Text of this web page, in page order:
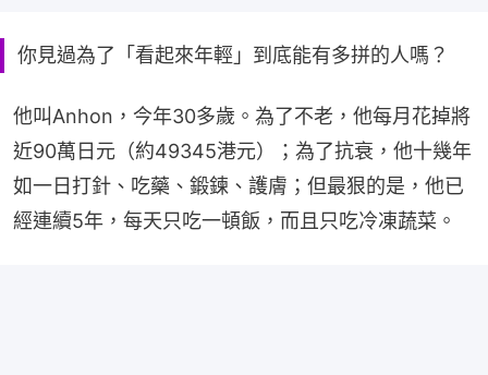
你見過為了「看起來年輕」到底能有多拼的人嗎？
他叫Anhon，今年30多歲。為了不老，他每月花掉將
近90萬日元（約49345港元）；為了抗衰，他十幾年
如一日打針、吃藥、鍛鍊、護膚；但最狠的是，他已
經連續5年，每天只吃一頓飯，而且只吃冷凍蔬菜。